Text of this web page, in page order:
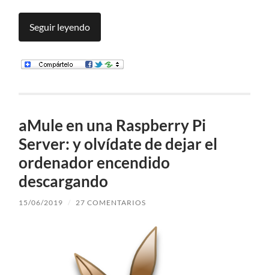
Seguir leyendo
aMule en una Raspberry Pi
Server: y olvídate de dejar el
ordenador encendido
descargando
15/06/2019 / 27 COMENTARIOS